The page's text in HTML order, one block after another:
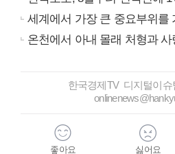
세계에서 가장 큰 중요부위를
온천에서 아내 몰래 처형과
한국경제TV 디지털이
좋아요
싫어요